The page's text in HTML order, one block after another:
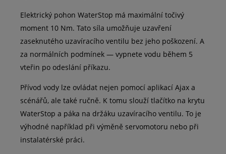
Elektrický pohon WaterStop má maximální točivý
moment 10 Nm. Tato síla umožňuje uzavření
zaseknutého uzavíracího ventilu bez jeho poškození. A
za normálních podmínek — vypnete vodu během 5
vteřin po odeslání příkazu.
Přívod vody lze ovládat nejen pomocí aplikací Ajax a
scénářů, ale také ručně. K tomu slouží tlačítko na krytu
WaterStop a páka na držáku uzavíracího ventilu. To je
výhodné například při výměně servomotoru nebo při
instalatérské práci.